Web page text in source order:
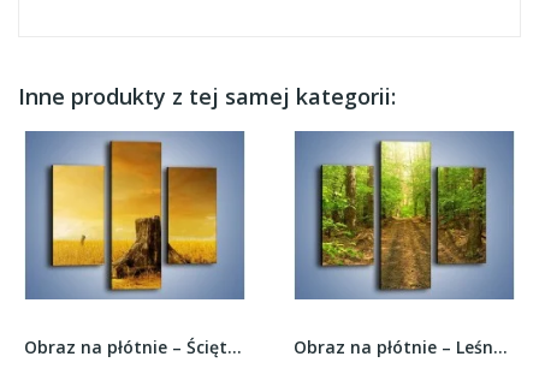
Inne produkty z tej samej kategorii:
Obraz na płótnie – Ścięte marzenia –... Obraz na płótnie – Leśną drogą jak z filmu –...